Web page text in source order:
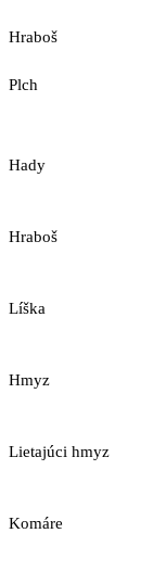
Hraboš
Plch
Hady
Hraboš
Líška
Hmyz
Lietajúci hmyz
Komáre